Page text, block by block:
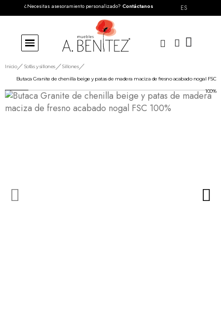
¿Necesitas asesoramiento personalizado? Contáctanos ES
Inicio Sofás y sillones
Sillones
Butaca Granite de chenilla beige y patas de madera maciza de fresno acabado nogal FSC
100%